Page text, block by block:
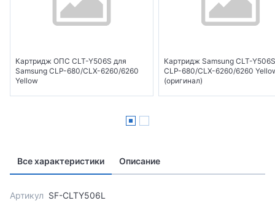
Картридж ОПС CLT-Y506S для
Samsung CLP-680/CLX-6260/6260
Yellow
Картридж Samsung CLT-
CLP-680/CLX-6260/6260
(оригинал)
Все характеристики Описание
Артикул SF-CLTY506L